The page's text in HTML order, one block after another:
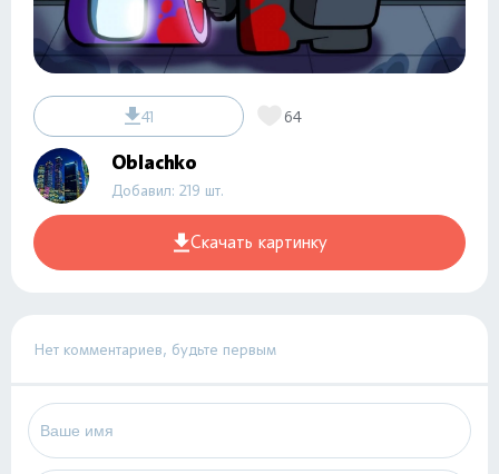
41 64
Oblachko
Добавил: 219 шт.
Скачать картинку
Нет комментариев, будьте первым